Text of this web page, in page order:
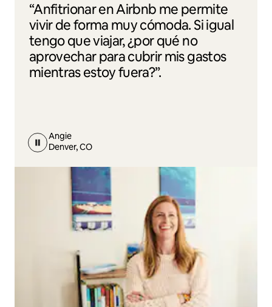
“Anfitrionar en Airbnb me permite
vivir de forma muy cómoda. Si igual
tengo que viajar, ¿por qué no
aprovechar para cubrir mis gastos
mientras estoy fuera?”.
Angie
Denver, CO